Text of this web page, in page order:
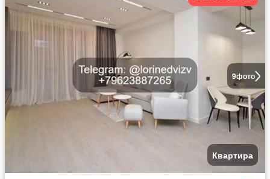
9фото
Квартира